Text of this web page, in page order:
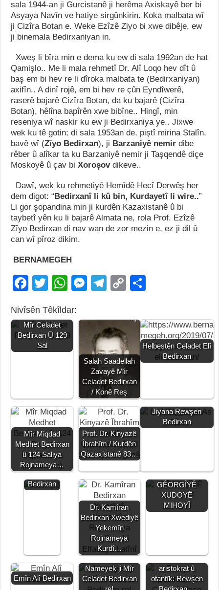
sala 1944-an ji Gurcistanê ji herêma Axiskayê ber bi
Asyaya Navîn ve hatiye sirgûnkirin. Koka malbata wî
ji Cizîra Botan e. Weke Ezîzê Ziyo bi xwe dibêje, ew
ji binemala Bedirxaniyan in.
Xweş li bîra min e dema ku ew di sala 1992an de hat
Qamişlo.. Me li mala rehmetî Dr. Alî Loqo hev dît û
baş em bi hev re li dîroka malbata te (Bedirxaniyan)
axifîn.. A dinî rojê, em bi hev re çûn Eyndîwerê,
raserê bajarê Cizîra Botan, da ku bajarê (Cizîra
Botan), hêlîna bapîrên xwe bibîne.. Hingî, min
reseniya wî naskir ku ew ji Bedirxaniya ye.. Jixwe
wek ku tê gotin; di sala 1953an de, piştî mirina Stalîn,
bavê wî (Zîyo Bedirxan), ji Barzaniyê nemir dibe
rêber û alîkar ta ku Barzaniyê nemir ji Taşqendê diçe
Moskoyê û çav biXoroşovdikeve..
Dawî, wek ku rehmetiyê Hemîdê Hecî Derwêş her
dem digot: “Bedirxanî li kû bin, Kurdayetî li wire..”
Li gor şopandina min ji kurdên Kazaxistanê û bi
taybetî yên ku li bajarê Almata ne, rola Prof. Ezîzê
Zîyo Bedirxan di nav wan de zor mezin e, ez ji dil û
can wî pîroz dikim.
BERNAMEGEH
F
c
e
b
T
tt
er
W
at
s
A
M
e
n
g
er
T
gr
a
m
C
Li
n
k
e
Nivîsên Têkîldar:
Mîr Celadet
Bedirxan Û 129
Sal
Salah Saadellah
Zavayê Mîr
Celadet Bedirxan
/ Konê Reş
Helbestên Celadet Elî
Bedirxan
Mîr Miqdad
Medhet Bedirxan
û 124 Saliya
Rojnameya…
Prof. Dr. Kinyazê
Îbrahîm / Kurdên
Qazaxistanê 83…
Jiyana Rewşen
Bedirxan
Jiyana
Celadet
Elî
Bedirxan
Dr. Kamîran
Bedirxan Xwediyê
Yekemîn
Rojnameya
Kurdî…
PROF.
GÊORGÎYÊ
XUDOYÊ
MIHOYÎ
Emîn Alî Bedirxan
Nameyek ji Mîr
Celadet Bedirxan
Du kesayetîyên
aristokrat û
otantîk: Rewşen